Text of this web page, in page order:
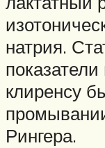
натрия.
клиренсу
Рингера.